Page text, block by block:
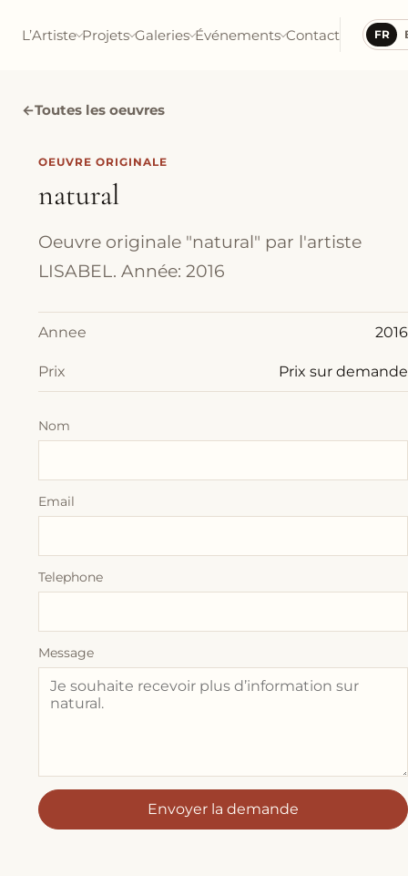
L’Artiste Projets Galeries Événements Contact FR
←Toutes les oeuvres
OEUVRE ORIGINALE
natural
Oeuvre originale "natural" par l'artiste
LISABEL. Année: 2016
Annee 2016
Prix Prix sur demande
Nom
Email
Telephone
Message
Envoyer la demande